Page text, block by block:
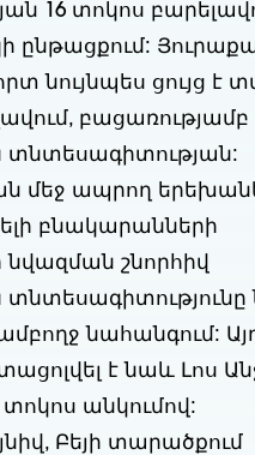
16 տոկոս
ընթացքում:
նույնպես ցույց է
բացառությամբ
մեջ ապրող
բնակարանների
շնորհիվ
նահանգում:
է նաև Լոս
տոկոս անկումով:
Բեյի տարածքում